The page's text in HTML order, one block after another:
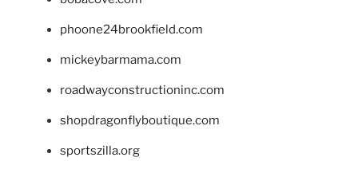
phoone24brookfield.com
mickeybarmama.com
roadwayconstructioninc.com
shopdragonflyboutique.com
sportszilla.org